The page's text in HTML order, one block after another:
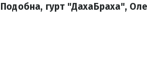
Подобна, гурт "ДахаБраха",